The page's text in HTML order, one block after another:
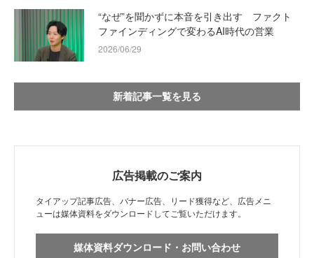
“なぜ”を聞かずに本音を引き出す ファクト
ファインディングで変わるAI時代の営業
2026/06/29
新着記事一覧を見る
広告掲載のご案内
タイアップ記事広告、バナー広告、リード獲得など、広告メニ
ューは媒体資料をダウンロードしてご覧いただけます。
媒体資料ダウンロード・お問い合わせ